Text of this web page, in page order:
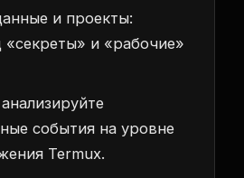
и проекты:
«секреты» и «рабочие»
события на уровне
Termux.